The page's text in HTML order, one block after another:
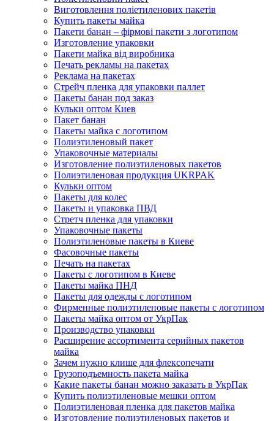
Виготовлення поліетиленових пакетів
Купить пакеты майка
Пакети банан – фірмові пакети з логотипом
Изготовление упаковки
Пакети майка від виробника
Печать рекламы на пакетах
Реклама на пакетах
Стрейч пленка для упаковки паллет
Пакеты банан под заказ
Кульки оптом Киев
Пакет банан
Пакеты майка с логотипом
Полиэтиленовый пакет
Упаковочные материалы
Изготовление полиэтиленовых пакетов
Полиэтиленовая продукция UKRPAK
Кульки оптом
Пакеты для колес
Пакеты и упаковка ПВД
Стретч пленка для упаковки
Упаковочные пакеты
Полиэтиленовые пакеты в Киеве
Фасовочные пакеты
Печать на пакетах
Пакеты с логотипом в Киеве
Пакеты майка ПНД
Пакеты для одежды с логотипом
Фирменные полиэтиленовые пакеты с логотипом
Пакеты майка оптом от УкрПак
Производство упаковки
Расширение ассортимента серийных пакетов
майка
Зачем нужно клише для флексопечати
Грузоподъемность пакета майка
Какие пакеты банан можно заказать в УкрПак
Купить полиэтиленовые мешки оптом
Полиэтиленовая пленка для пакетов майка
Изготовление полиэтиленовых пакетов и